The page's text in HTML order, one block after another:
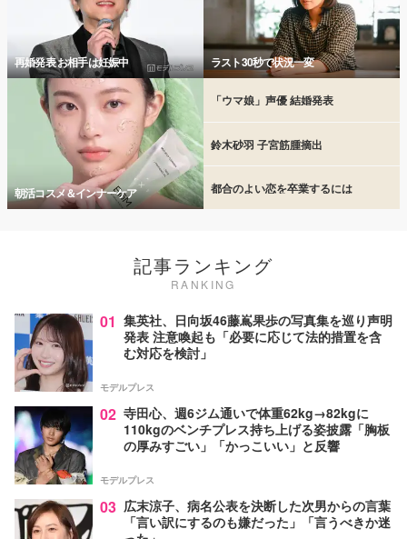
再婚発表 お相手は妊娠中 ラスト30秒で状況一変
朝活コスメ＆インナーケア
「ウマ娘」声優 結婚発表
鈴木砂羽 子宮筋腫摘出
都合のよい恋を卒業するには
記事ランキング
RANKING
01 集英社、日向坂46藤嶌果歩の写真集を巡り声明
発表 注意喚起も「必要に応じて法的措置を含
む対応を検討」
モデルプレス
02 寺田心、週6ジム通いで体重62kg→82kgに
110kgのベンチプレス持ち上げる姿披露「胸板
の厚みすごい」「かっこいい」と反響
モデルプレス
03 広末涼子、病名公表を決断した次男からの言葉
「言い訳にするのも嫌だった」「言うべきか迷